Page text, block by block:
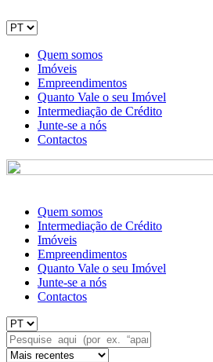
Quem somos
Imóveis
Empreendimentos
Quanto Vale o seu Imóvel
Intermediação de Crédito
Junte-se a nós
Contactos
Quem somos
Intermediação de Crédito
Imóveis
Empreendimentos
Quanto Vale o seu Imóvel
Junte-se a nós
Contactos